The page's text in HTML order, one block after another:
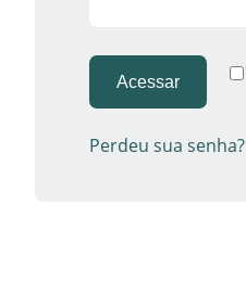
Acessar
Perdeu sua senha?